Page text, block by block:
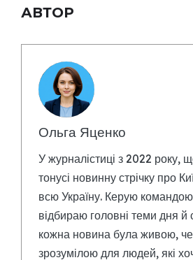
АВТОР
Ольга Яценко
У журналістиці з 2022 року,
тонусі новинну стрічку про
всю Україну. Керую
відбираю головні теми дня
кожна новина була живою,
зрозумілою для людей, які